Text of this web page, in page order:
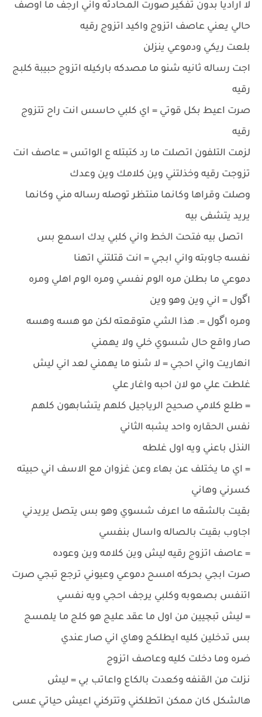
لا اراديا بدون تفكير صورت المحادثه واني ارجف ما اوصف
حالي يعني عاصف اتزوج واكيد اتزوج رقيه
بلعت ريكي ودموعي ينزلن
اجت رساله ثانيه شنو ما مصدكه باركيله اتزوج حبيبة كلبج
رقيه
صرت اعيط بكل قوتي = اي كلبي حاسس انت راح تتزوج
رقيه
لزمت التلفون اتصلت ما رد كتبتله ع الواتس = عاصف انت
تزوجت رقيه وخذلتني وين كلامك وين وعدك
وصلت وقراها وكانما منتظر توصله رساله مني وكانما
يريد يتشفى بيه
اتصل بيه فتحت الخط واني كلبي يدك اسمع بس
نفسه جاوبته واني ابجي = انت قتلتني اتهنا
دموعي ما بطلن مره الوم نفسي ومره الوم اهلي ومره
اگول = اني وين وهو وين
ومره اگول =. هذا الشي متوقعته لكن مو هسه وهسه
صار واقع حال شسوي خلي ولا يهمني
انهاريت واني احجي = لا شنو ما يهمني لعد اني ليش
غلطت علي مو لان احبه واغار علي
= طلع كلامي صحيح الرياجيل كلهم يتشابهون كلهم
نفس الحقاره واحد يشبه الثاني
النذل باعني ويه اول غلطه
= اي ما يختلف عن بهاء وعن غزوان مع الاسف اني حبيته
كسرني وهاني
بقيت بالشقه ما اعرف شسوي وهو بس يتصل يريدني
اجاوب بقيت بالصاله واسال بنفسي
= عاصف اتزوج رقيه ليش وين كلامه وين وعوده
صرت ابجي بحركه امسح دموعي وعيوني ترجع تبجي صرت
اتنفس بصعوبه وكلبي يرجف احجي ويه نفسي
= ليش تبچيين من اول ما عقد عليج هو كلج ما يلمسج
بس تدخلين كليه ايطلكج وهاي اني صار عندي
ضره وما دخلت كليه وعاصف اتزوج
نزلت من القنفه وكعدت بالكاع واعاتب بي = ليش
هالشكل كان ممكن اتطلكني وتتركني اعيش حياتي عسى